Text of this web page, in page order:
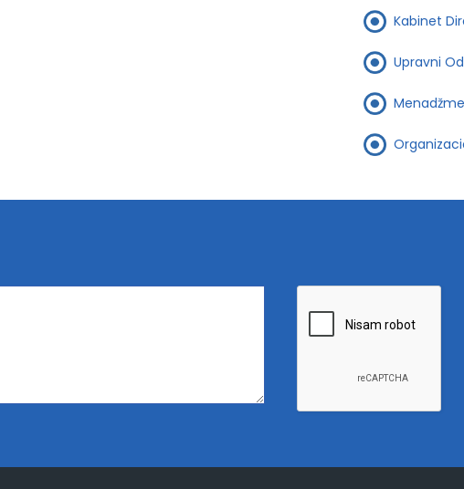
Kabinet
Upravni